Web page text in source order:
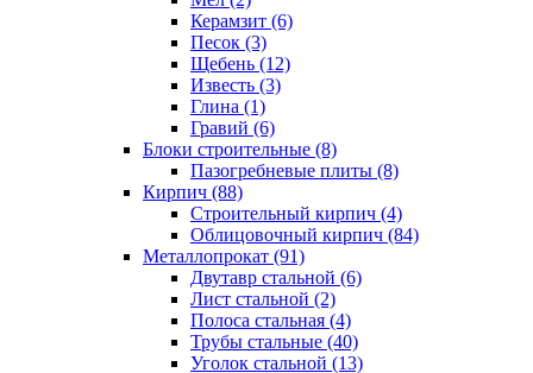
Керамзит (6)
Песок (3)
Щебень (12)
Известь (3)
Глина (1)
Гравий (6)
Блоки строительные (8)
Пазогребневые плиты (8)
Кирпич (88)
Строительный кирпич (4)
Облицовочный кирпич (84)
Металлопрокат (91)
Двутавр стальной (6)
Лист стальной (2)
Полоса стальная (4)
Трубы стальные (40)
Уголок стальной (13)